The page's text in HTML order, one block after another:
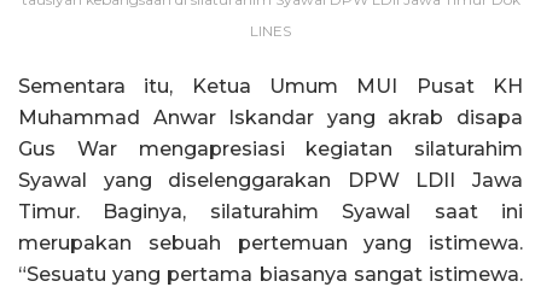
LINES
Sementara itu, Ketua Umum MUI Pusat KH
Muhammad Anwar Iskandar yang akrab disapa
Gus War mengapresiasi kegiatan silaturahim
Syawal yang diselenggarakan DPW LDII Jawa
Timur. Baginya, silaturahim Syawal saat ini
merupakan sebuah pertemuan yang istimewa.
“Sesuatu yang pertama biasanya sangat istimewa.